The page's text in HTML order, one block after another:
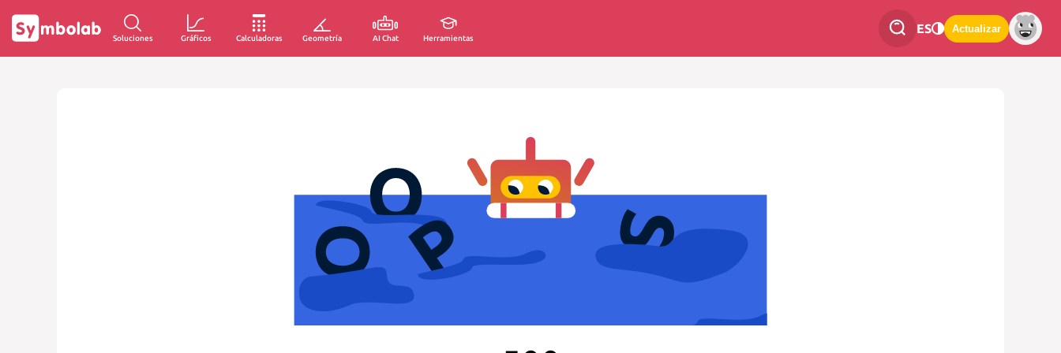
Soluciones Gráficos Calculadoras Geometría AI Chat Herramientas
ES Actualizar